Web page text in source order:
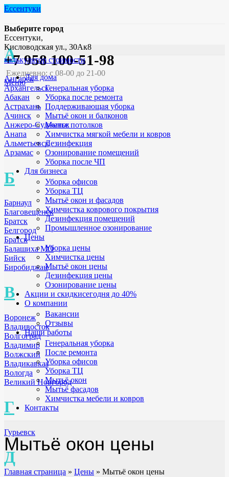
Ессентуки
Выберите город
А
Ангарск
Архангельск
Абакан
Астрахань
Ачинск
Анжеро-Судженск
Анапа
Альметьевск
Арзамас
Б
Барнаул
Благовещенск
Братск
Белгород
Братск
Балашиха МО
Бийск
Биробиджан
В
Воронеж
Владивосток
Волгоград
Владимир
Волжский
Владикавказ
Вологда
Великий Новгород
Г
Гурьевск
Д
Ессентуки,
Кисловодская ул., 30Ак8
+7 958 100-51-98
Ежедневно: с 08-00 до 21-00
Меню
калькулятор стоимости
Для дома
Генеральная уборка
Уборка после ремонта
Поддерживающая уборка
Мытьё окон и балконов
Мытье потолков
Химчистка мягкой мебели и ковров
Дезинфекция
Озонирование помещений
Уборка после ЧП
Для бизнеса
Уборка офисов
Уборка ТЦ
Мытьё окон и фасадов
Химчистка коврового покрытия
Дезинфекция помещений
Промышленное озонирование
Цены
Уборка цены
Химчистка цены
Мытьё окон цены
Дезинфекция цены
Озонирование цены
Акции и скидкисегодня до 40%
О компании
Вакансии
Отзывы
Наши работы
Генеральная уборка
После ремонта
Уборка офисов
Уборка ТЦ
Мытьё окон
Мытьё фасадов
Химчистка мебели и ковров
Контакты
Мытьё окон цены
Главная страница » Цены » Мытьё окон цены